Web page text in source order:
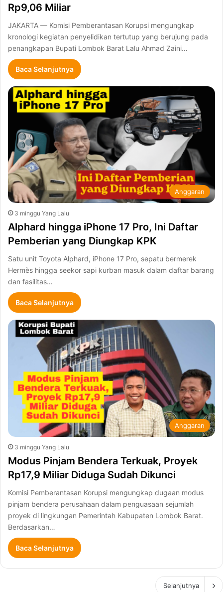
Rp9,06 Miliar
JAKARTA — Komisi Pemberantasan Korupsi mengungkap
kronologi kegiatan penyelidikan tertutup yang berujung pada
penangkapan Bupati Lombok Barat Lalu Ahmad Zaini…
Baca Selanjutnya
Anggaran
3 minggu Yang Lalu
Alphard hingga iPhone 17 Pro, Ini Daftar
Pemberian yang Diungkap KPK
Satu unit Toyota Alphard, iPhone 17 Pro, sepatu bermerek
Hermès hingga seekor sapi kurban masuk dalam daftar barang
dan fasilitas…
Baca Selanjutnya
Anggaran
3 minggu Yang Lalu
Modus Pinjam Bendera Terkuak, Proyek
Rp17,9 Miliar Diduga Sudah Dikunci
Komisi Pemberantasan Korupsi mengungkap dugaan modus
pinjam bendera perusahaan dalam penguasaan sejumlah
proyek di lingkungan Pemerintah Kabupaten Lombok Barat.
Berdasarkan…
Baca Selanjutnya
Selanjutnya